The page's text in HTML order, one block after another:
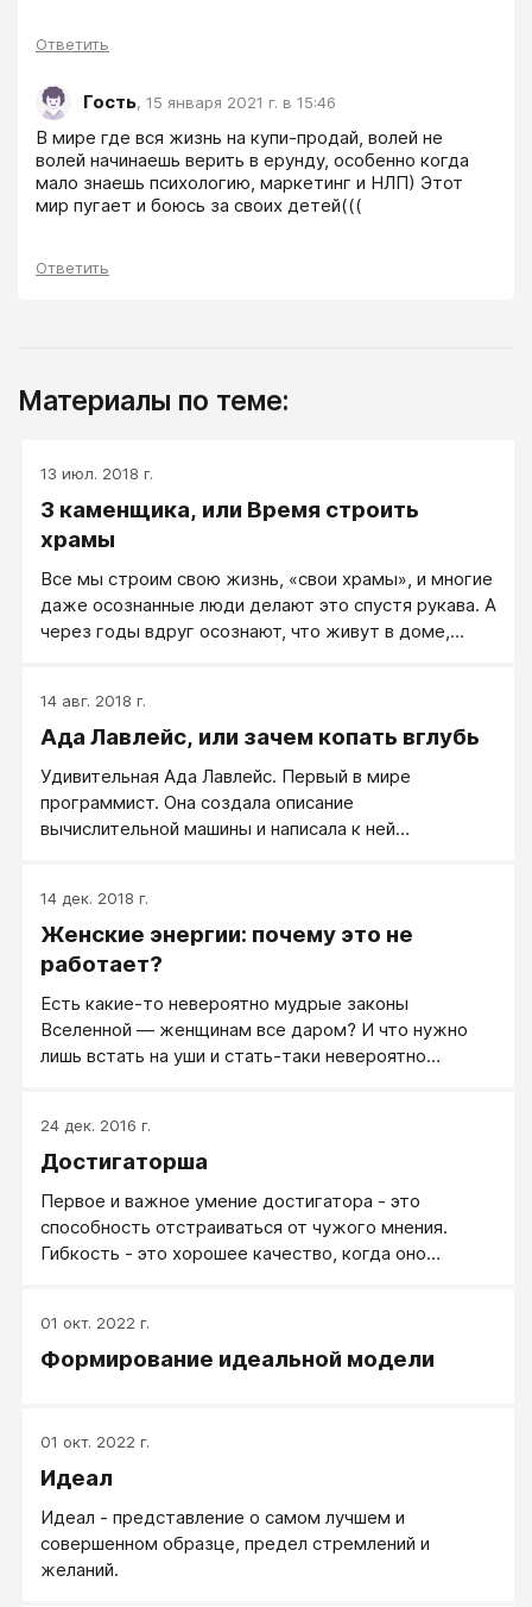
Ответить
Гость, 15 января 2021 г. в 15:46
В мире где вся жизнь на купи-продай, волей не
волей начинаешь верить в ерунду, особенно когда
мало знаешь психологию, маркетинг и НЛП) Этот
мир пугает и боюсь за своих детей(((
Ответить
Материалы по теме:
13 июл. 2018 г.
3 каменщика, или Время строить
храмы
Все мы строим свою жизнь, «свои храмы», и многие
даже осознанные люди делают это спустя рукава. А
через годы вдруг осознают, что живут в доме,
14 авг. 2018 г.
Ада Лавлейс, или зачем копать вглубь
Удивительная Ада Лавлейс. Первый в мире
программист. Она создала описание
вычислительной машины и написала к ней
уважаемые дамы, и тогда всё обязательно
случится! Ее именем назвали один из языков
программирования.
14 дек. 2018 г.
Женские энергии: почему это не
работает?
Есть какие-то невероятно мудрые законы
Вселенной — женщинам все даром? И что нужно
лишь встать на уши и стать-таки невероятно
24 дек. 2016 г.
Достигаторша
Первое и важное умение достигатора - это
способность отстраиваться от чужого мнения.
Гибкость - это хорошее качество, когда оно
обязательно должен быть - должны быть ваши
собственные ценности, ваше собственное
способность дает человеку возможность
причиной своей жизни, а не следствием, дает
возможность обдуманного проактивного
поведения.
01 окт. 2022 г.
Формирование идеальной модели
01 окт. 2022 г.
Идеал
Идеал - представление о самом лучшем и
совершенном образце, предел стремлений и
желаний.